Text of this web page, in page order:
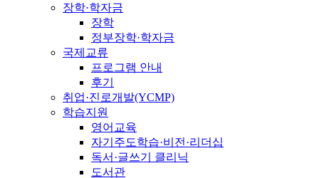
장학·학자금
장학
정부장학·학자금
국제교류
프로그램 안내
후기
취업·진로개발(YCMP)
학습지원
영어교육
자기주도학습·비전·리더십
독서·글쓰기 클리닉
도서관